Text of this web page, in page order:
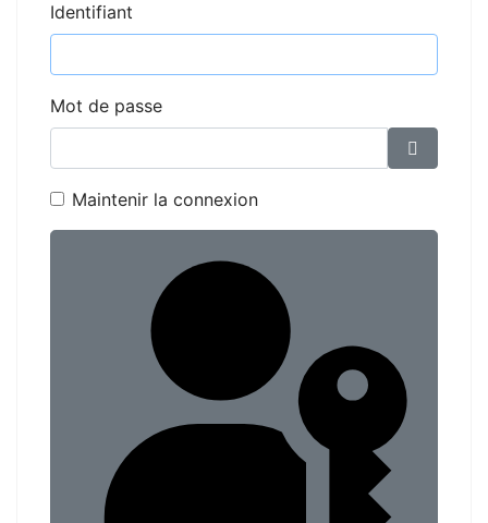
Identifiant
Mot de passe
Maintenir la connexion